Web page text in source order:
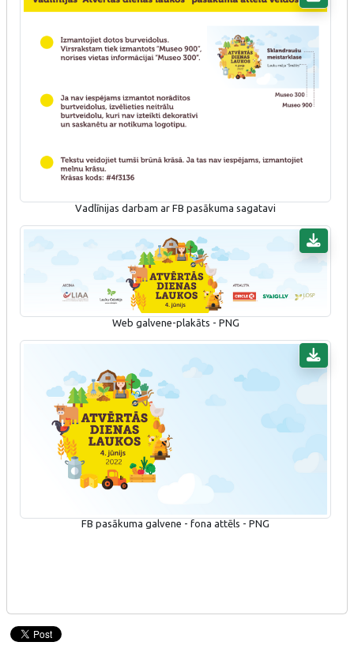
Vadlīnijas darbam ar FB pasākuma sagatavi
Web galvene-plakāts - PNG
FB pasākuma galvene - fona attēls - PNG